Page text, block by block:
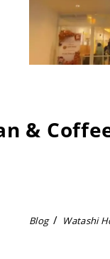
&
Blog Watashi